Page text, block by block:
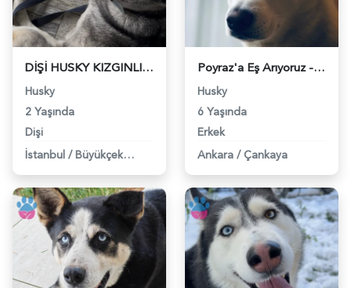
DİŞİ HUSKY KIZGINLIKTA - 118980105
Husky
2 Yaşında
Dişi
İstanbul / Büyükçekmece
Poyraz'a Eş Arıyoruz - 118979919
Husky
6 Yaşında
Erkek
Ankara / Çankaya